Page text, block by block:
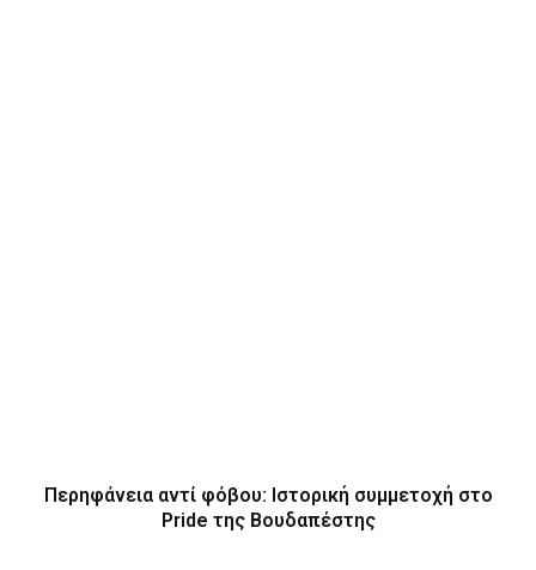
Περηφάνεια αντί φόβου: Ιστορική συμμετοχή στο
Pride της Βουδαπέστης